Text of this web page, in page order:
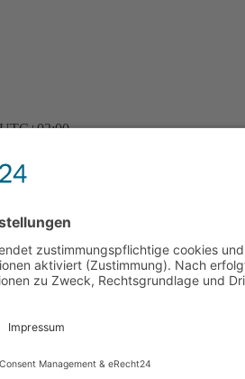
UTC+02:00
Software © phpBB Limited
Usage: 10.11 MiB | GZIP: Off